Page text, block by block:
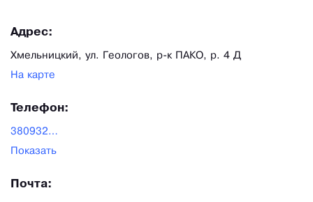
Адрес:
Хмельницкий, ул. Геологов, р-к ПАКО, р. 4 Д
На карте
Телефон:
380932008008
Показать
Почта: